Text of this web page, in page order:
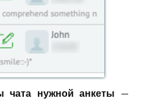
чата нужной анкеты —